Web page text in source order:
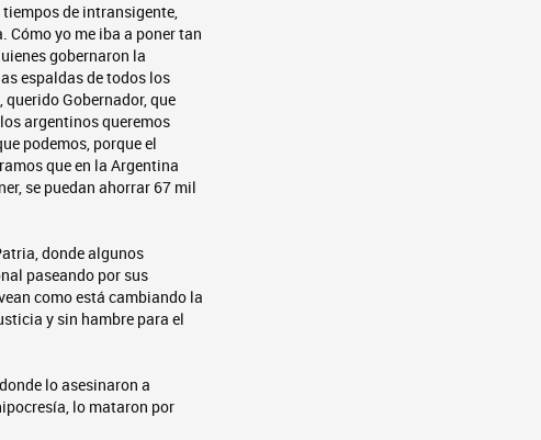
de intransigente,
Cómo yo me iba a poner tan
gobernaron la
espaldas de todos los
Gobernador, que
argentinos queremos
podemos, porque el
que en la Argentina
se puedan ahorrar 67 mil
donde algunos
paseando por sus
como está cambiando la
y sin hambre para el
lo asesinaron a
lo mataron por